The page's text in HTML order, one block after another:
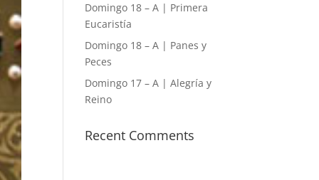
Domingo 18 – A | Primera
Eucaristía
Domingo 18 – A | Panes y
Peces
Domingo 17 – A | Alegría y
Reino
Recent Comments